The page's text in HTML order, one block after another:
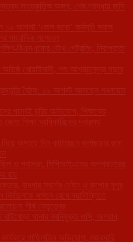
সাংস্কৃতিক অঙ্গন, শেষ শ্রদ্ধায় জুনি
১০ আগস্ট ‘জেল ভরো’ কর্মসূচি সফল
সাংবাদিক সম্মেলন
পুলিশ-বিএসএফের যৌথ পেট্রলিং, নিরাপত্তা
খোয়াইবাসী, পশু আশ্রয়কেন্দ্র গড়ার
বৈঠক: ১২ আগস্ট আসছেন পঞ্চায়েত
পাসবই চুরির অভিযোগ, শিক্ষকের
জেলা শিক্ষা আধিকারিকের দ্বারস্থ
অসহায় দিন কাটাচ্ছেন কলাছড়ার রুমা
ও পথসভা, সিপিআইএমের অপপ্রচারের
রায়
উদ্ধার স্বর্ণের চেইন ও রুপোর নূপুর
সামনে রেখে নয়াদিল্লিতে
শীর্ষ নেতৃত্বের
বাইখোড়া থানার নবনিযুক্ত ওসি, অপরাধ
কার্যকরে গাফিলতির অভিযোগ, নজরদারি